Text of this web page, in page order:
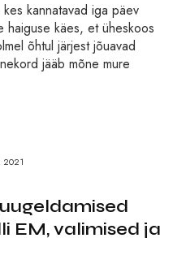
kannatavad iga päev
haiguse käes, et üheskoos
õhtul järjest jõuavad
jääb mõne mure
2021
EM, valimised ja